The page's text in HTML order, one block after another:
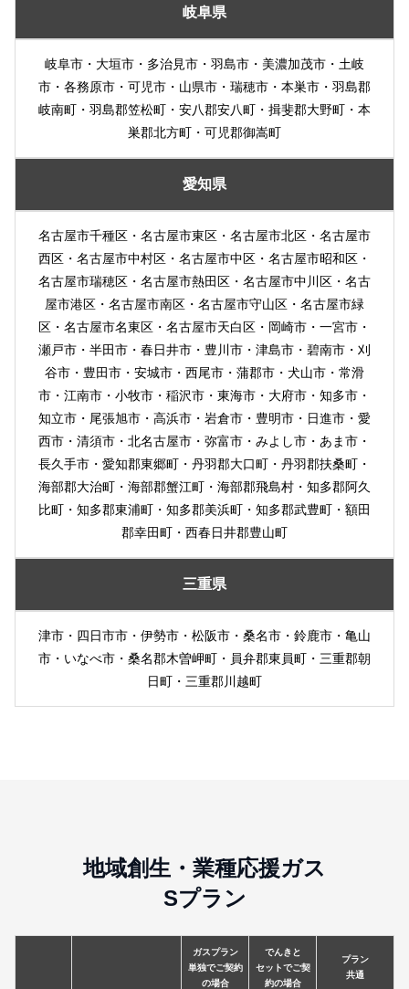
岐阜県
岐阜市・大垣市・多治見市・羽島市・美濃加茂市・土岐
市・各務原市・可児市・山県市・瑞穂市・本巣市・羽島郡
岐南町・羽島郡笠松町・安八郡安八町・揖斐郡大野町・本
巣郡北方町・可児郡御嵩町
愛知県
名古屋市千種区・名古屋市東区・名古屋市北区・名古屋市
西区・名古屋市中村区・名古屋市中区・名古屋市昭和区・
名古屋市瑞穂区・名古屋市熱田区・名古屋市中川区・名古
屋市港区・名古屋市南区・名古屋市守山区・名古屋市緑
区・名古屋市名東区・名古屋市天白区・岡崎市・一宮市・
瀬戸市・半田市・春日井市・豊川市・津島市・碧南市・刈
谷市・豊田市・安城市・西尾市・蒲郡市・犬山市・常滑
市・江南市・小牧市・稲沢市・東海市・大府市・知多市・
知立市・尾張旭市・高浜市・岩倉市・豊明市・日進市・愛
西市・清須市・北名古屋市・弥富市・みよし市・あま市・
長久手市・愛知郡東郷町・丹羽郡大口町・丹羽郡扶桑町・
海部郡大治町・海部郡蟹江町・海部郡飛島村・知多郡阿久
比町・知多郡東浦町・知多郡美浜町・知多郡武豊町・額田
郡幸田町・西春日井郡豊山町
三重県
津市・四日市市・伊勢市・松阪市・桑名市・鈴鹿市・亀山
市・いなべ市・桑名郡木曽岬町・員弁郡東員町・三重郡朝
日町・三重郡川越町
地域創生・業種応援ガス
Sプラン
ガスプラン
単独でご契約
の場合
でんきと
セットでご契
約の場合
プラン
共通